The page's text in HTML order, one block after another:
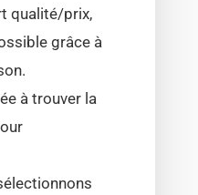
qualité/prix,
grâce à
à trouver la